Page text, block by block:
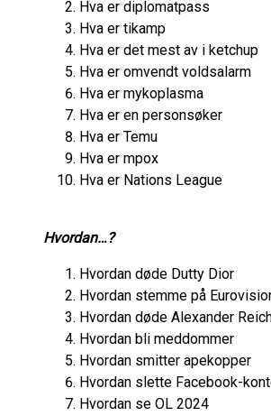
Hva er diplomatpass
Hva er tikamp
Hva er det mest av i ketchup
Hva er omvendt voldsalarm
Hva er mykoplasma
Hva er en personsøker
Hva er Temu
Hva er mpox
Hva er Nations League
Hvordan…?
Hvordan døde Dutty Dior
Hvordan stemme på
Hvordan døde Alexander
Hvordan bli meddommer
Hvordan smitter apekopper
Hvordan slette Facebook-
Hvordan se OL 2024